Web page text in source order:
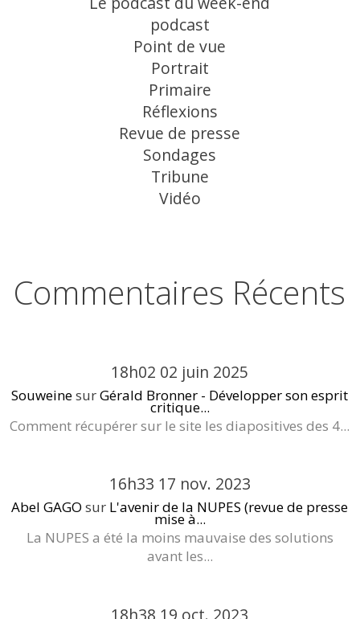
podcast
Point de vue
Portrait
Primaire
Réflexions
Revue de presse
Sondages
Tribune
Vidéo
Commentaires Récents
18h02 02 juin 2025
SouweinesurGérald Bronner - Développer son esprit
critique...
Comment récupérer sur le site les diapositives des 4...
16h33 17 nov. 2023
Abel GAGO sur L'avenir de la NUPES (revue de presse
mise à...
La NUPES a été la moins mauvaise des solutions
avant les...
18h38 19 oct. 2023